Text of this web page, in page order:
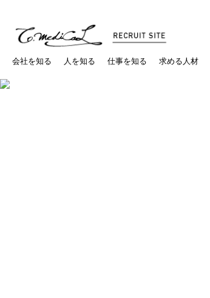
会社を知る 人を知る 仕事を知る 求める人材